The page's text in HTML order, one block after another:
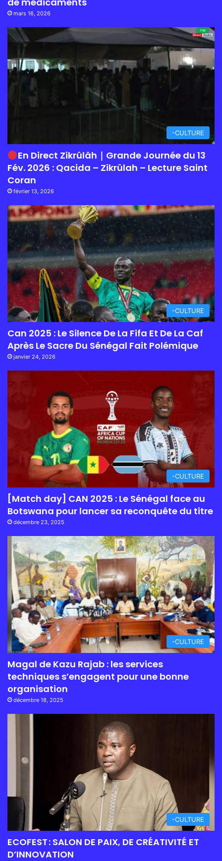
mars 16, 2026
-CULTURE
En Direct Zikrûlâh｜Grande Journée du 13
Fév. 2026 : Qacida – Zikrûlah – Lecture Saint
Coran
février 13, 2026
-CULTURE
Can 2025 : Le Silence De La Fifa Et De La Caf
Après Le Sacre Du Sénégal Fait Polémique
janvier 24, 2026
-CULTURE
[Match day] CAN 2025 : Le Sénégal face au
Botswana pour lancer sa reconquête du titre
décembre 23, 2025
-CULTURE
Magal de Kazu Rajab : les services
techniques s’engagent pour une bonne
organisation
décembre 18, 2025
-CULTURE
ECOFEST : SALON DE PAIX, DE CRÉATIVITÉ ET
D’INNOVATION